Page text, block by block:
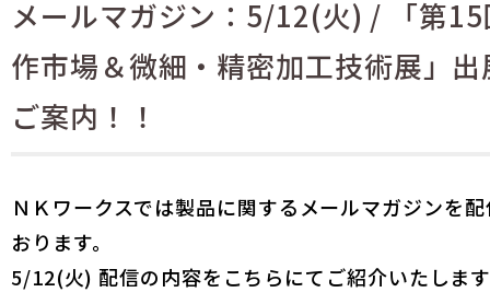
メールマガジン：5/12(火) / 「第15
作市場＆微細・精密加工技術展」
ご案内！！
ＮＫワークスでは製品に関するメールマガジンを
おります。
5/12(火) 配信の内容をこちらにてご紹介いたしま